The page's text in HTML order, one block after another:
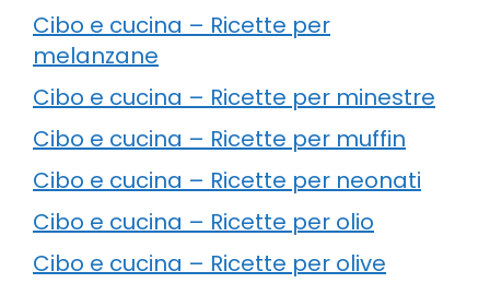
Cibo e cucina – Ricette per
melanzane
Cibo e cucina – Ricette per minestre
Cibo e cucina – Ricette per muffin
Cibo e cucina – Ricette per neonati
Cibo e cucina – Ricette per olio
Cibo e cucina – Ricette per olive